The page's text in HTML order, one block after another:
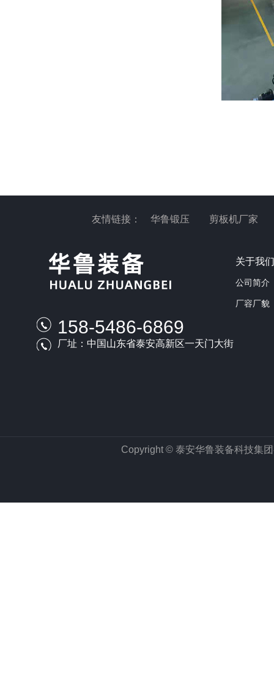
友情链接： 华鲁锻压 剪板机厂家
158-5486-6869
厂址：中国山东省泰安高新区一天门大街
关于我们
公司简介
厂容厂貌
Copyright © 泰安华鲁装备科技集